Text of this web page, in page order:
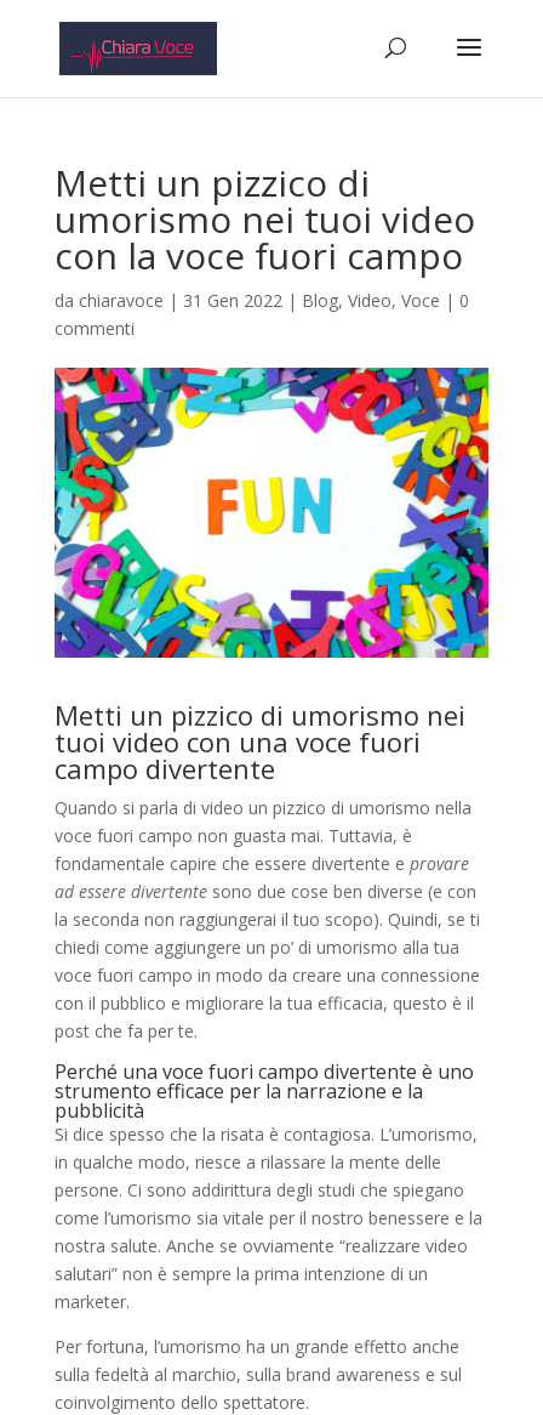
Metti un pizzico di
umorismo nei tuoi video
con la voce fuori campo
da chiaravoce | 31 Gen 2022| Blog, Video, Voce | 0
commenti
Metti un pizzico di umorismo nei
tuoi video con una voce fuori
campo divertente
Quando si parla di video un pizzico di umorismo nella
voce fuori campo non guasta mai. Tuttavia, è
fondamentale capire che essere divertente e provare
ad essere divertentesono due cose ben diverse (e con
la seconda non raggiungerai il tuo scopo). Quindi, se ti
chiedi come aggiungere un po’ di umorismo alla tua
voce fuori campo in modo da creare una connessione
con il pubblico e migliorare la tua efficacia, questo è il
post che fa per te.
Perché una voce fuori campo divertente è uno
strumento efficace per la narrazione e la
pubblicità
Si dice spesso che la risata è contagiosa. L’umorismo,
in qualche modo, riesce a rilassare la mente delle
persone. Ci sono addirittura degli studi che spiegano
come l’umorismo sia vitale per il nostro benessere e la
nostra salute. Anche se ovviamente “realizzare video
salutari” non è sempre la prima intenzione di un
marketer.
Per fortuna, l’umorismo ha un grande effetto anche
sulla fedeltà al marchio, sulla brand awareness e sul
coinvolgimento dello spettatore.